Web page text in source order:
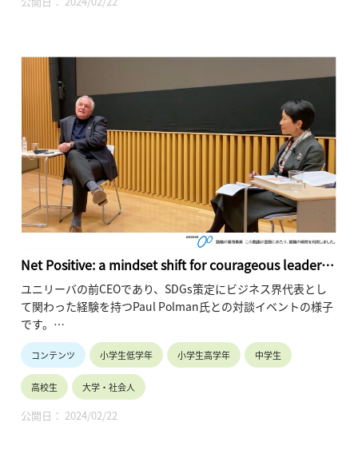
うです。著書『日はまた沈む』でバブル崩壊を予測した世界的
・講師名、講師所属：ビル・エモット、ジャーナリスト
※所属・役職は登壇当時のものです。
・動画の長さ：36:47
・シリーズ名：2019年度「東京カレッジ講演会」
Net Positive: a mindset shift for courageous leaders
willing to do what it takes to create an equal and
sustainable world
ユニリーバの前CEOであり、SDGs策定にビジネス界代表とし
て関わった経験を持つPaul Polman氏との対談イベントの様子
です。
当日は藤井総長のスピーチに続いて、Polman氏と石井理事
（モデレーター）の対談形式で行われています。
対談では、2022年11月に開催された重要な二つの国際会議
（G20バリ、COP27エジプト）で行われた議論の報告と
Polman氏による講評に続き、気候変動に対する食糧生産シス
コンテンツ 小学生低学年 小学生高学年 中学生
高校生 大学・社会人
公開日： 2024/02/22